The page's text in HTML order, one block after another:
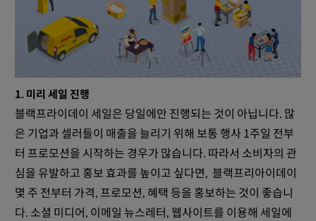
1. 미리 세일 진행
블랙프라이데이 세일은 당일에만 진행되는 것이 아닙니다. 많
은 기업과 셀러들이 매출을 늘리기 위해 보통 행사 1주일 전부
터 프로모션을 시작하는 경우가 많습니다. 따라서 소비자의 관
심을 유발하고 홍보 효과를 높이고 싶다면, 블랙프리아이데이
몇 주 전부터 가격, 프로모션, 혜택 등을 홍보하는 것이 좋습니
다. 소셜 미디어, 이메일 뉴스레터, 웹사이트를 이용해 세일에